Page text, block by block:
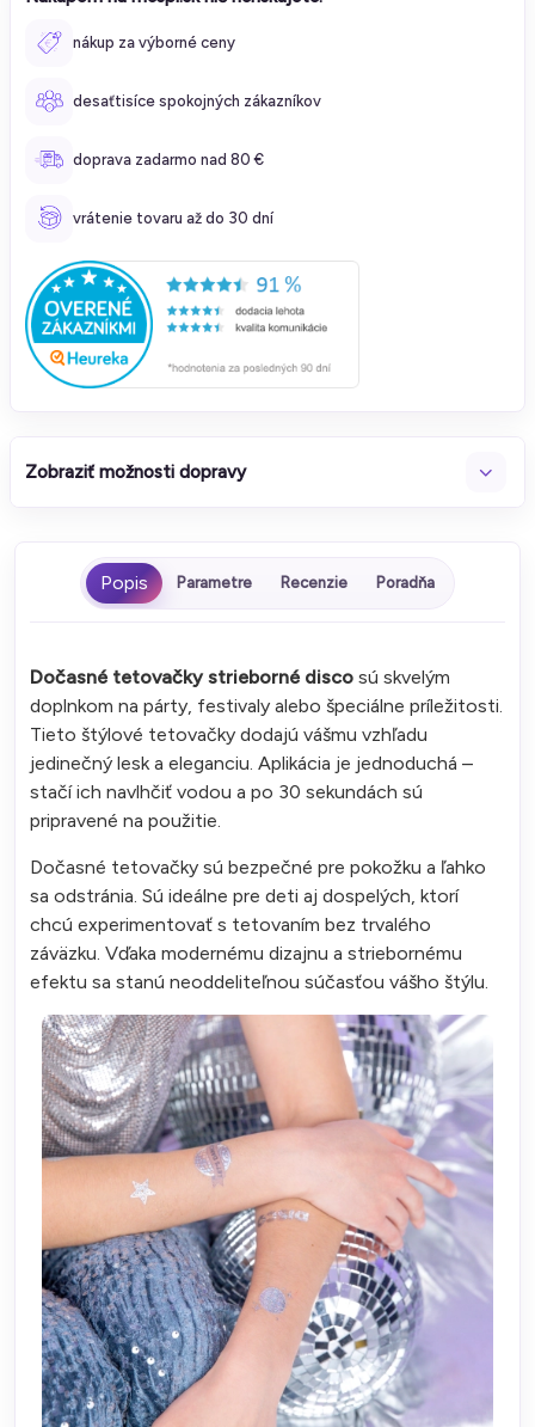
nákup za výborné ceny
desaťtisíce spokojných zákazníkov
doprava zadarmo nad 80 €
vrátenie tovaru až do 30 dní
Zobraziť možnosti dopravy
Parametre Recenzie Poradňa
Dočasné tetovačky strieborné disco sú skvelým
doplnkom na párty, festivaly alebo špeciálne príležitosti.
Tieto štýlové tetovačky dodajú vášmu vzhľadu
jedinečný lesk a eleganciu. Aplikácia je jednoduchá –
stačí ich navlhčiť vodou a po 30 sekundách sú
pripravené na použitie.
Dočasné tetovačky sú bezpečné pre pokožku a ľahko
sa odstránia. Sú ideálne pre deti aj dospelých, ktorí
chcú experimentovať s tetovaním bez trvalého
záväzku. Vďaka modernému dizajnu a striebornému
efektu sa stanú neoddeliteľnou súčasťou vášho štýlu.